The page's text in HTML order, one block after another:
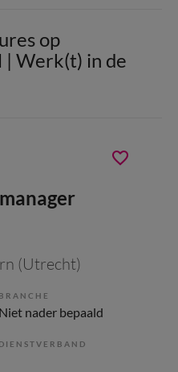
op
| Werk(t) in de
(Utrecht)
BRANCHE
Niet nader bepaald
DIENSTVERBAND